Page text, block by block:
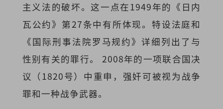
主义法的破坏。这一点在1949年的《日内
瓦公约》第27条中有所体现。特设法庭和
《国际刑事法院罗马规约》详细列出了与
性别有关的罪行。 2008年的一项联合国决
议（1820号）中重申，强奸可被视为战争
罪和一种战争武器。